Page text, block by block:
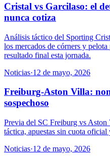
Cristal vs Garcilaso: el
nunca cotiza
Análisis táctico del Sporting
los mercados de córners y
resultado final esta jornada.
Noticias·12 de mayo, 2026
Freiburg-Aston Villa:
sospechoso
Previa del SC Freiburg vs
táctica, apuestas sin cuota
Noticias·12 de mayo, 2026